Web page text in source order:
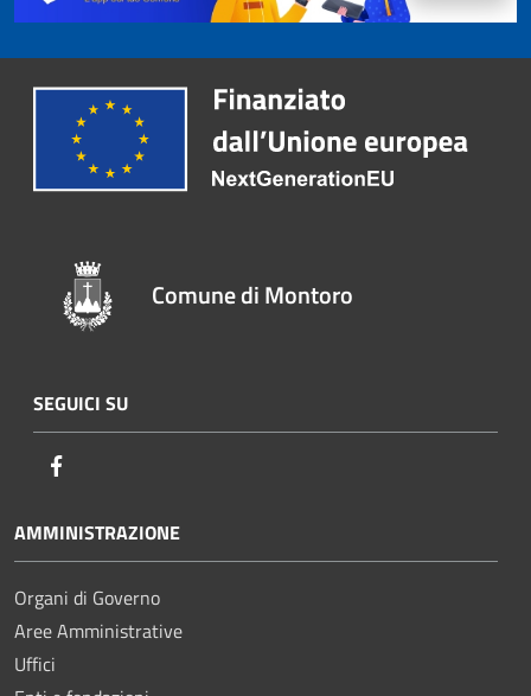
Comune di Montoro
SEGUICI SU
AMMINISTRAZIONE
Organi di Governo
Aree Amministrative
Uffici